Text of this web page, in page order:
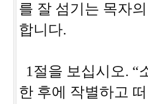
를 잘 섬기는 목자
합니다.
1절을 보십시오. “
한 후에 작별하고